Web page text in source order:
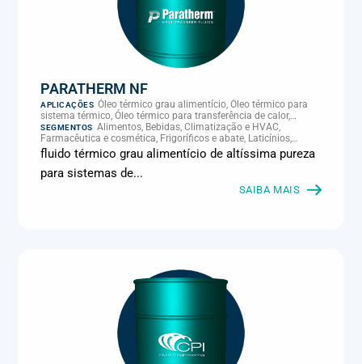
PARATHERM NF
APLICAÇÕES Óleo térmico grau alimentício, Óleo térmico para
sistema térmico, Óleo térmico para transferência de calor,
Transferência térmica
SEGMENTOS Alimentos, Bebidas, Climatização e HVAC,
Farmacêutica e cosmética, Frigoríficos e abate, Laticínios,
Panificação, Supermercados e refrigeração comercial
fluido térmico grau alimentício de altíssima pureza
para sistemas de...
SAIBA MAIS